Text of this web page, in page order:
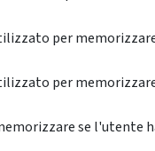
per
per
se l'utente